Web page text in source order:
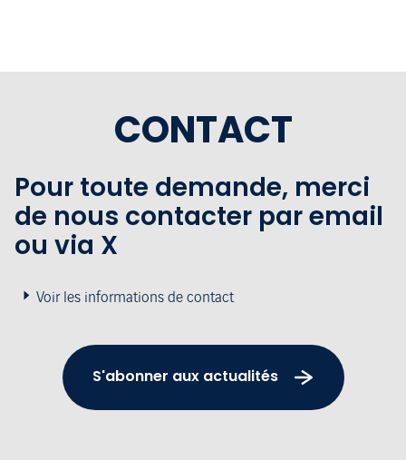
CONTACT
Pour toute demande, merci
de nous contacter par email
ou via X
Voir les informations de contact
S'abonner aux actualités